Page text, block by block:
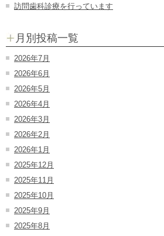
訪問歯科診療を行っています
月別投稿一覧
2026年7月
2026年6月
2026年5月
2026年4月
2026年3月
2026年2月
2026年1月
2025年12月
2025年11月
2025年10月
2025年9月
2025年8月